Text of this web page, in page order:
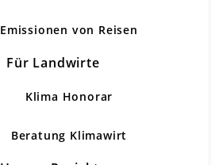
Emissionen von Reisen
Für Landwirte
Klima Honorar
Beratung Klimawirt